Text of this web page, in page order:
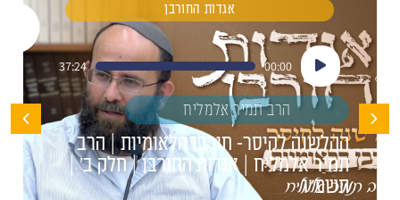
אגדות החורבן
נגן
אודיו
00:00
37:24
הרב תמיר אלמליח
ההלשנה לקיסר- חורבן הלאומיות | הרב
תמיר אלמליח | אגדות החורבן | חלק ב' |
תשפ"ו